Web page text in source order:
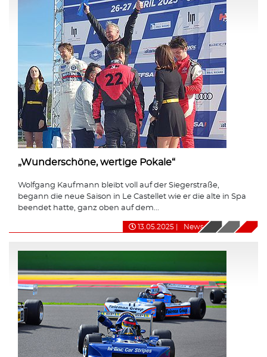
„Wunderschöne, wertige Pokale“
Wolfgang Kaufmann bleibt voll auf der Siegerstraße,
begann die neue Saison in Le Castellet wie er die alte in Spa
beendet hatte, ganz oben auf dem...
13.05.2025 News